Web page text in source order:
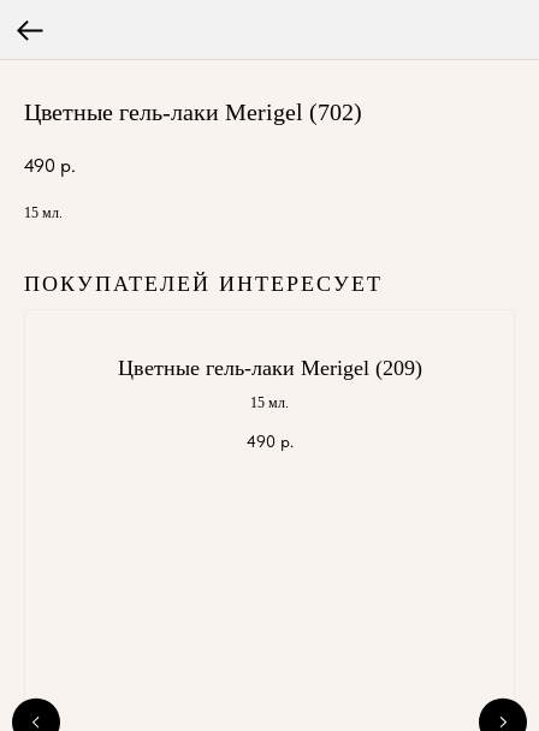
Цветные гель-лаки Merigel (702)
490 р.
15 мл.
ПОКУПАТЕЛЕЙ ИНТЕРЕСУЕТ
Цветные гель-лаки Merigel (209)
15 мл.
490 р.